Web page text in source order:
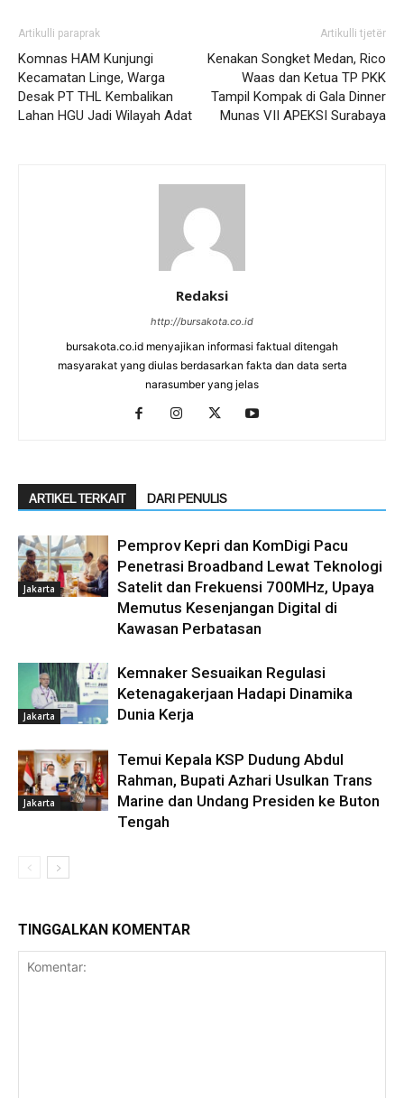
Artikulli paraprak
Komnas HAM Kunjungi
Kecamatan Linge, Warga
Desak PT THL Kembalikan
Lahan HGU Jadi Wilayah Adat
Artikulli tjetër
Kenakan Songket Medan, Rico
Waas dan Ketua TP PKK
Tampil Kompak di Gala Dinner
Munas VII APEKSI Surabaya
Redaksi
http://bursakota.co.id
bursakota.co.id menyajikan informasi faktual ditengah
masyarakat yang diulas berdasarkan fakta dan data serta
narasumber yang jelas
ARTIKEL TERKAIT DARI PENULIS
Jakarta
Pemprov Kepri dan KomDigi Pacu
Penetrasi Broadband Lewat Teknologi
Satelit dan Frekuensi 700MHz, Upaya
Memutus Kesenjangan Digital di
Kawasan Perbatasan
Jakarta
Kemnaker Sesuaikan Regulasi
Ketenagakerjaan Hadapi Dinamika
Dunia Kerja
Jakarta
Temui Kepala KSP Dudung Abdul
Rahman, Bupati Azhari Usulkan Trans
Marine dan Undang Presiden ke Buton
Tengah
TINGGALKAN KOMENTAR